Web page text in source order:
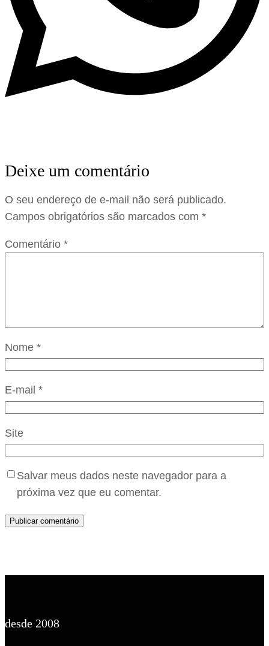
Deixe um comentário
O seu endereço de e-mail não será publicado.
Campos obrigatórios são marcados com *
Comentário *
Nome *
E-mail *
Site
Salvar meus dados neste navegador para a
próxima vez que eu comentar.
desde 2008